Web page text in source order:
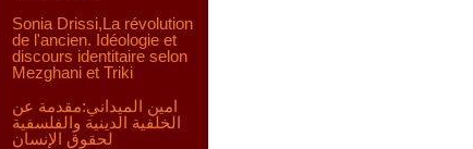
Sonia Drissi,La révolution
de l'ancien. Idéologie et
discours identitaire selon
Mezghani et Triki
امين الميداني:مقدمة عن
الخلفية الدينية والفلسفية
لحقوق الإنسان